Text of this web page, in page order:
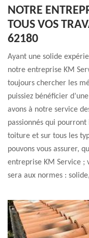
NOTRE
TOUS VOS
62180
Ayant une solide
notre entreprise KM
toujours chercher les
puissiez bénéficier
avons à notre service
passionnés qui
toiture et sur tous les
pouvons vous assurer,
entreprise KM Service
sera aux normes :